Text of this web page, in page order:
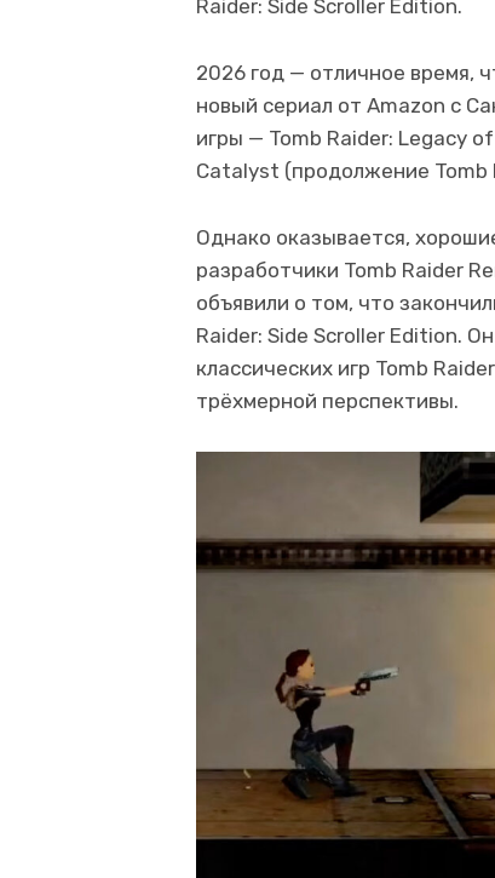
Raider: Side Scroller Edition.
2026 год — отличное время,
новый сериал от Amazon с
игры — Tomb Raider: Legacy
Catalyst (продолжение Tomb
Однако оказывается,
разработчики Tomb Raider
объявили о том, что
Raider: Side Scroller Edition.
классических игр Tomb
трёхмерной перспективы.